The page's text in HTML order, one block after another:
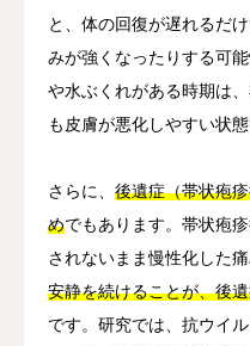
と、体の回復が遅れるだ
みが強くなったりする可
や水ぶくれがある時期は
も皮膚が悪化しやすい状態
さらに、 後遺症（帯状疱
めでもあります。帯状疱
されないまま慢性化した痛
安静を続けることが、後
です。研究では、抗ウイ